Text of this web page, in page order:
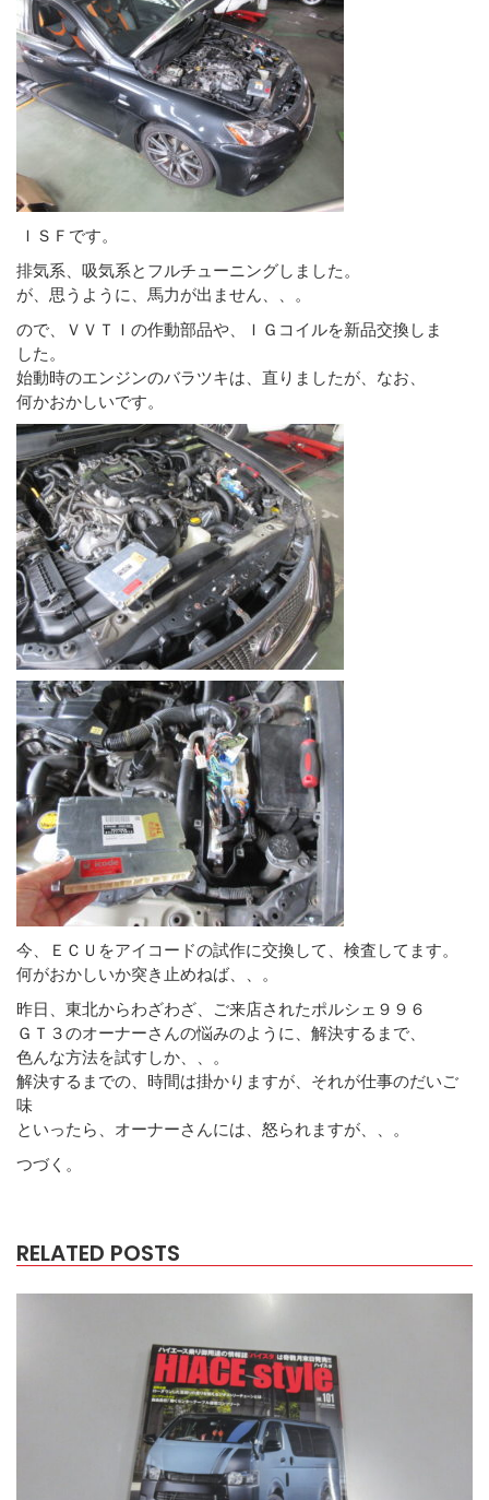
ＩＳＦです。
排気系、吸気系とフルチューニングしました。
が、思うように、馬力が出ません、、。
ので、ＶＶＴＩの作動部品や、ＩＧコイルを新品交換しま
した。
始動時のエンジンのバラツキは、直りましたが、なお、
何かおかしいです。
今、ＥＣＵをアイコードの試作に交換して、検査してます。
何がおかしいか突き止めねば、、。
昨日、東北からわざわざ、ご来店されたポルシェ９９６
ＧＴ３のオーナーさんの悩みのように、解決するまで、
色んな方法を試すしか、、。
解決するまでの、時間は掛かりますが、それが仕事のだいご
味
といったら、オーナーさんには、怒られますが、、。
つづく。
RELATED POSTS